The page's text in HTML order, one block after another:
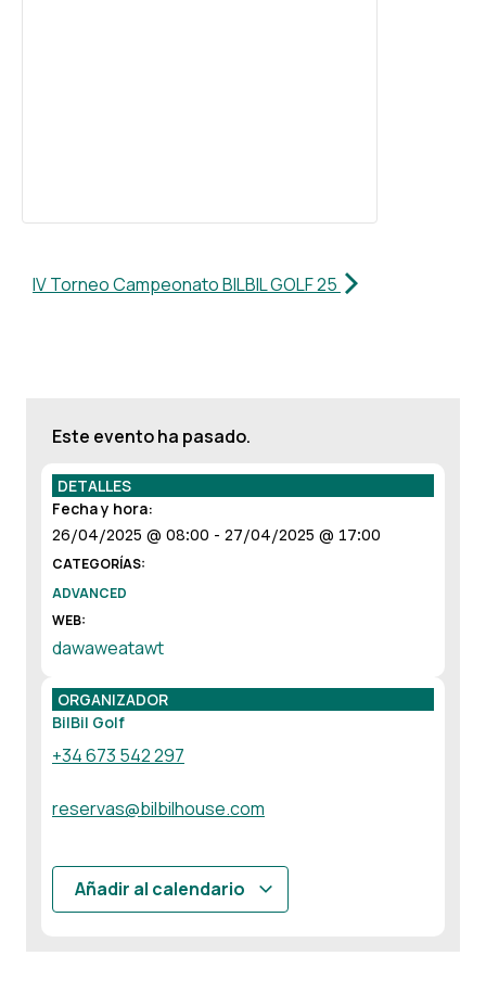
IV Torneo Campeonato BILBIL GOLF 25
Este evento ha pasado.
DETALLES
Fecha y hora:
26/04/2025 @ 08:00 - 27/04/2025 @ 17:00
CATEGORÍAS:
ADVANCED
WEB:
dawaweatawt
ORGANIZADOR
BilBil Golf
+34 673 542 297
reservas@bilbilhouse.com
Añadir al calendario